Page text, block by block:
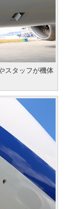
スタッフが機体